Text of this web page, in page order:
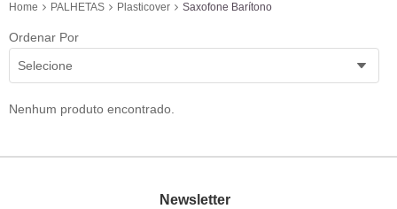
Home PALHETAS Plasticover Saxofone Barítono
Ordenar Por
Selecione
Nenhum produto encontrado.
Newsletter